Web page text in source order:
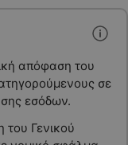
απόφαση του
σε
εσόδων.
του Γενικού